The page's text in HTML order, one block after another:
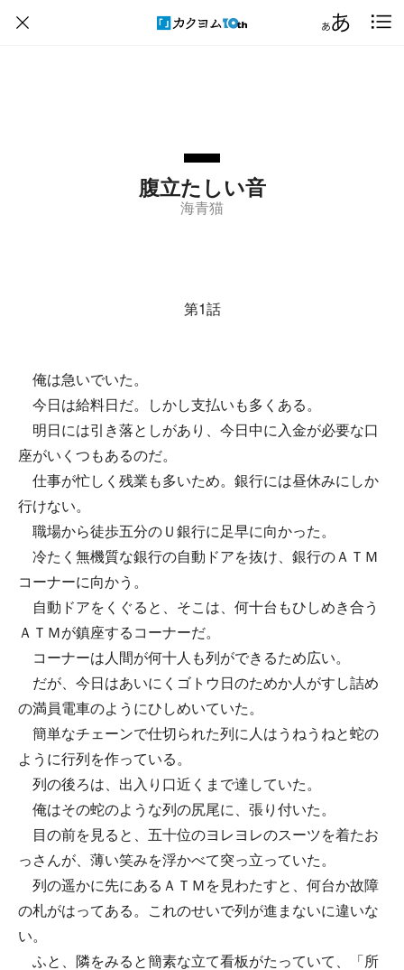
腹立たしい音
海青猫
第1話
俺は急いでいた。
今日は給料日だ。しかし支払いも多くある。
明日には引き落としがあり、今日中に入金が必要な口
座がいくつもあるのだ。
仕事が忙しく残業も多いため。銀行には昼休みにしか
行けない。
職場から徒歩五分のＵ銀行に足早に向かった。
冷たく無機質な銀行の自動ドアを抜け、銀行のＡＴＭ
コーナーに向かう。
自動ドアをくぐると、そこは、何十台もひしめき合う
ＡＴＭが鎮座するコーナーだ。
コーナーは人間が何十人も列ができるため広い。
だが、今日はあいにくゴトウ日のためか人がすし詰め
の満員電車のようにひしめいていた。
簡単なチェーンで仕切られた列に人はうねうねと蛇の
ように行列を作っている。
列の後ろは、出入り口近くまで達していた。
俺はその蛇のような列の尻尾に、張り付いた。
目の前を見ると、五十位のヨレヨレのスーツを着たお
っさんが、薄い笑みを浮かべて突っ立っていた。
列の遥かに先にあるＡＴＭを見わたすと、何台か故障
の札がはってある。これのせいで列が進まないに違いな
い。
ふと、隣をみると簡素な立て看板がたっていて、「所